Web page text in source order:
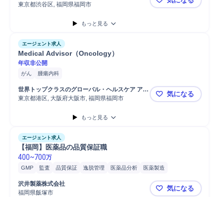
再発防止
東京都渋谷区, 福岡県福岡市
【品質保証
もっと見る
エージェント求人
Medical Advisor（Oncology）
年収非公開
がん 腫瘍内科
世界トップクラスのグローバル・ヘルスケア アウ
トソーシング企業
東京都港区, 大阪府大阪市, 福岡県福岡市 Medical
気になる
もっと見る
エージェント求人
【福岡】医薬品の品質保証職
400~700万
GMP 監査 品質保証 逸脱管理 医薬品分析
医薬製造
医薬品質管理
医療/ヘルスケア
沢井製薬株式会社
福岡県飯塚市
【福岡】医
気になる